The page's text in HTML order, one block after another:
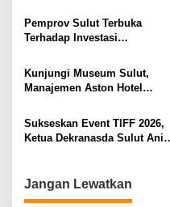
o
Ruang Aman Bagi Anak, di
Lingkungan Fisik Maupun di
Ruang Digital
Pemprov Sulut Terbuka
Terhadap Investasi
Kunjungi Museum Sulut,
Manajemen Aston Hotel
Kebudayaan Ke Wisatawan
Sukseskan Event TIFF 2026,
Ketua Dekranasda Sulut Anik
Jangan Lewatkan